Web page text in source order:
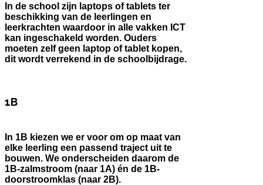
In de school zijn laptops of tablets ter
beschikking van de leerlingen en
leerkrachten waardoor in alle vakken ICT
kan ingeschakeld worden. Ouders
moeten zelf geen laptop of tablet kopen,
dit wordt verrekend in de schoolbijdrage.
1B
In 1B kiezen we er voor om op maat van
elke leerling een passend traject uit te
bouwen. We onderscheiden daarom de
1B-zalmstroom (naar 1A) én de 1B-
doorstroomklas (naar 2B).